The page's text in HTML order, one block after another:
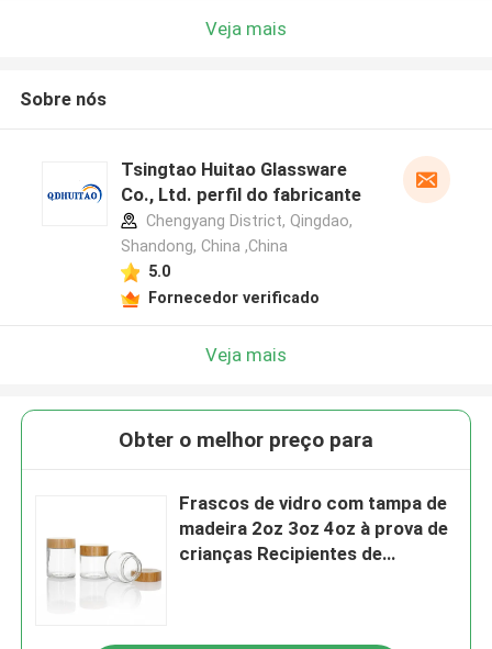
Veja mais
Sobre nós
Tsingtao Huitao Glassware
Co., Ltd. perfil do fabricante
Chengyang District, Qingdao,
Shandong, China ,China
5.0
Fornecedor verificado
Veja mais
Obter o melhor preço para
Frascos de vidro com tampa de
madeira 2oz 3oz 4oz à prova de
crianças Recipientes de